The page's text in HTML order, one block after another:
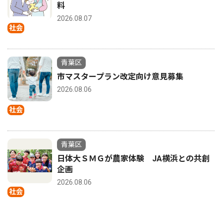
社会
料
2026.08.07
社会
青葉区
市マスタープラン改定向け意見募集
2026.08.06
社会
青葉区
日体大ＳＭＧが農家体験 JA横浜との共創
企画
2026.08.06